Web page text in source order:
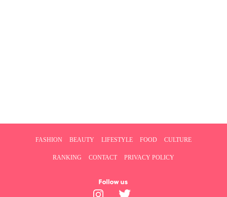
FASHION BEAUTY LIFESTYLE FOOD CULTURE
RANKING CONTACT PRIVACY POLICY